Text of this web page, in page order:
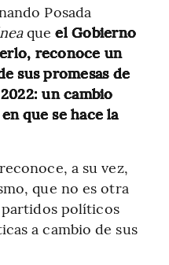
Posada
queel Gobierno
reconoce un
sus promesas de
un cambio
que se hace la
a su vez,
que no es otra
partidos políticos
a cambio de sus